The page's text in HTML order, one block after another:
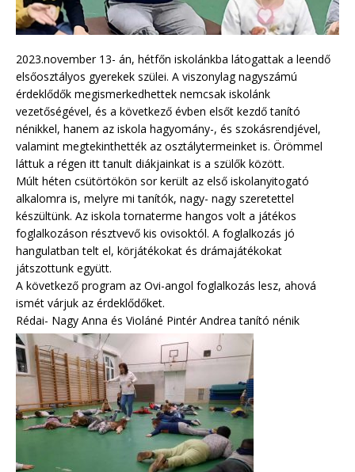
2023.november 13- án, hétfőn iskolánkba látogattak a leendő
elsőosztályos gyerekek szülei. A viszonylag nagyszámú
érdeklődők megismerkedhettek nemcsak iskolánk
vezetőségével, és a következő évben elsőt kezdő tanító
nénikkel, hanem az iskola hagyomány-, és szokásrendjével,
valamint megtekinthették az osztálytermeinket is. Örömmel
láttuk a régen itt tanult diákjainkat is a szülők között.
Múlt héten csütörtökön sor került az első iskolanyitogató
alkalomra is, melyre mi tanítók, nagy- nagy szeretettel
készültünk. Az iskola tornaterme hangos volt a játékos
foglalkozáson résztvevő kis ovisoktól. A foglalkozás jó
hangulatban telt el, körjátékokat és drámajátékokat
játszottunk együtt.
A következő program az Ovi-angol foglalkozás lesz, ahová
ismét várjuk az érdeklődőket.
Rédai- Nagy Anna és Violáné Pintér Andrea tanító nénik